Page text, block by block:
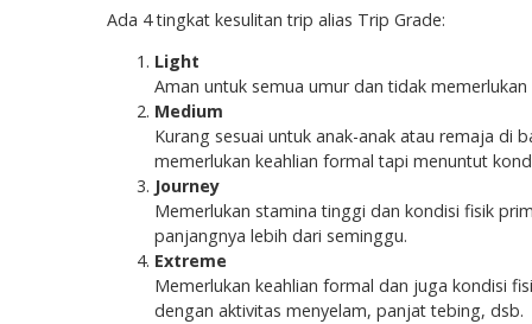
Ada 4 tingkat kesulitan trip alias Trip Grade:
Light
Aman untuk semua umur dan tidak memerlukan
Medium
Kurang sesuai untuk anak-anak atau remaja di
memerlukan keahlian formal tapi menuntut
Journey
Memerlukan stamina tinggi dan kondisi fisik
panjangnya lebih dari seminggu.
Extreme
Memerlukan keahlian formal dan juga kondisi
dengan aktivitas menyelam, panjat tebing, dsb.